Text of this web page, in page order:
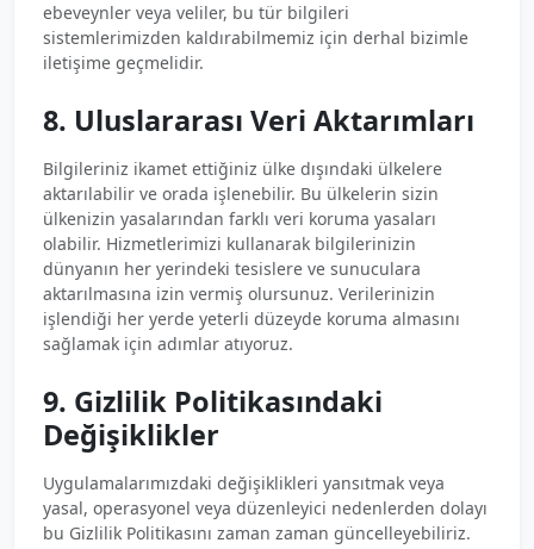
ebeveynler veya veliler, bu tür bilgileri
sistemlerimizden kaldırabilmemiz için derhal bizimle
iletişime geçmelidir.
8. Uluslararası Veri Aktarımları
Bilgileriniz ikamet ettiğiniz ülke dışındaki ülkelere
aktarılabilir ve orada işlenebilir. Bu ülkelerin sizin
ülkenizin yasalarından farklı veri koruma yasaları
olabilir. Hizmetlerimizi kullanarak bilgilerinizin
dünyanın her yerindeki tesislere ve sunuculara
aktarılmasına izin vermiş olursunuz. Verilerinizin
işlendiği her yerde yeterli düzeyde koruma almasını
sağlamak için adımlar atıyoruz.
9. Gizlilik Politikasındaki
Değişiklikler
Uygulamalarımızdaki değişiklikleri yansıtmak veya
yasal, operasyonel veya düzenleyici nedenlerden dolayı
bu Gizlilik Politikasını zaman zaman güncelleyebiliriz.